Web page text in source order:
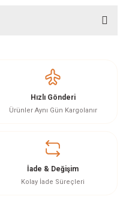
Hızlı Gönderi
Ürünler Aynı Gün Kargolanır
İade & Değişim
Kolay İade Süreçleri